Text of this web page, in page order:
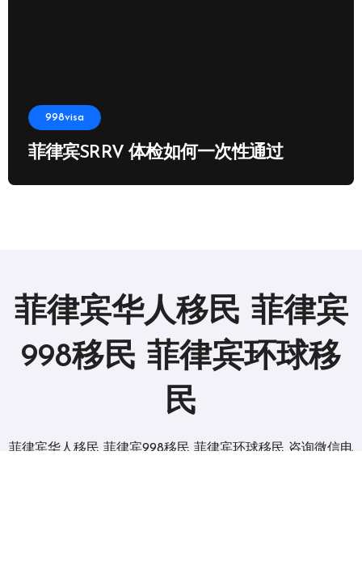
998visa
菲律宾SRRV 体检如何一次性通过
菲律宾华人移民 菲律宾
998移民 菲律宾环球移
民
菲律宾华人移民 菲律宾998移民 菲律宾环球移民 咨询微信电